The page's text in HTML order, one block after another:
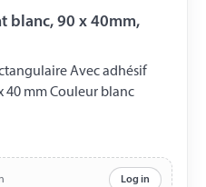
blanc, 90 x 40mm,
Avec adhésif
40 mm Couleur blanc
Log in